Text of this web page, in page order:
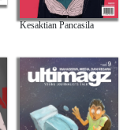
Kesaktian Pancasila